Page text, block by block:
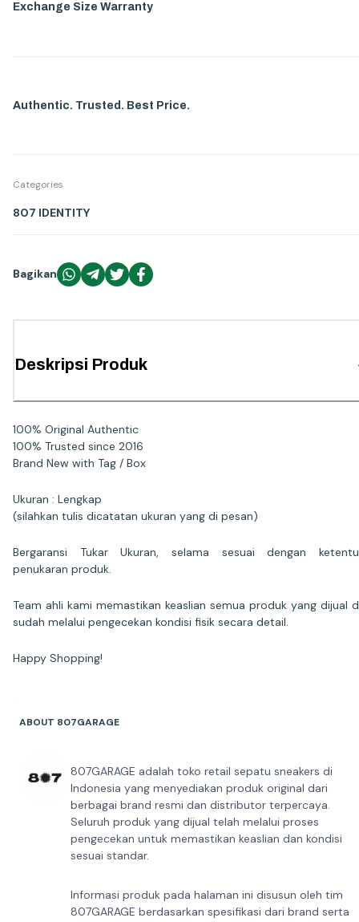
Exchange Size Warranty
Authentic. Trusted. Best Price.
Categories
807 IDENTITY
Bagikan
Deskripsi Produk
100% Original Authentic
100% Trusted since 2016
Brand New with Tag / Box
Ukuran : Lengkap
(silahkan tulis dicatatan ukuran yang di pesan)
Bergaransi Tukar Ukuran, selama sesuai dengan
penukaran produk.
Team ahli kami memastikan keaslian semua produk yang dijual
sudah melalui pengecekan kondisi fisik secara detail.
Happy Shopping!
ABOUT 807GARAGE
807GARAGE adalah toko retail sepatu sneakers di
Indonesia yang menyediakan produk original dari
berbagai brand resmi dan distributor terpercaya.
Seluruh produk yang dijual telah melalui proses
pengecekan untuk memastikan keaslian dan kondisi
sesuai standar.
Informasi produk pada halaman ini disusun oleh tim
807GARAGE berdasarkan spesifikasi dari brand serta